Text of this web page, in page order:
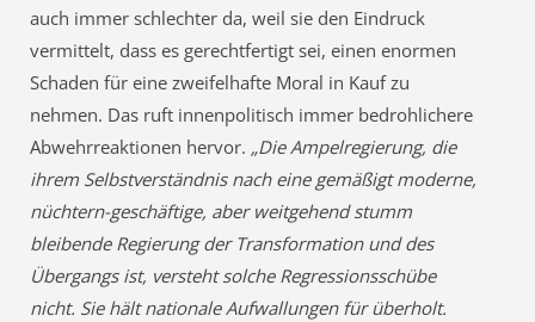
auch immer schlechter da, weil sie den Eindruck
vermittelt, dass es gerechtfertigt sei, einen enormen
Schaden für eine zweifelhafte Moral in Kauf zu
nehmen. Das ruft innenpolitisch immer bedrohlichere
Abwehrreaktionen hervor. „Die Ampelregierung, die
ihrem Selbstverständnis nach eine gemäßigt moderne,
nüchtern-geschäftige, aber weitgehend stumm
bleibende Regierung der Transformation und des
Übergangs ist, versteht solche Regressionsschübe
nicht. Sie hält nationale Aufwallungen für überholt.